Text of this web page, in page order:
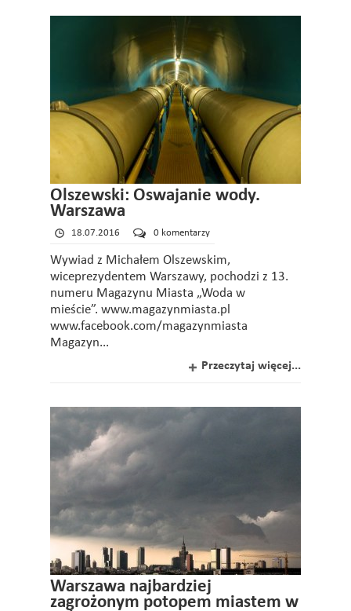
Olszewski: Oswajanie wody.
Warszawa
18.07.2016 0 komentarzy
Wywiad z Michałem Olszewskim,
wiceprezydentem Warszawy, pochodzi z 13.
numeru Magazynu Miasta „Woda w
mieście”. www.magazynmiasta.pl
www.facebook.com/magazynmiasta
Magazyn...
Przeczytaj więcej...
Warszawa najbardziej
zagrożonym potopem miastem w